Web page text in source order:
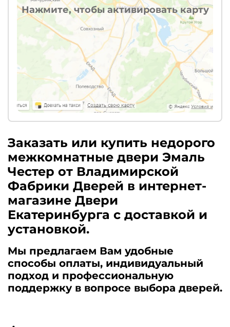
Нажмите, чтобы активировать карту
Заказать или купить недорого
межкомнатные двери Эмаль
Честер от Владимирской
Фабрики Дверей в интернет-
магазине Двери
Екатеринбурга с доставкой и
установкой.
Мы предлагаем Вам удобные
способы оплаты, индивидуальный
подход и профессиональную
поддержку в вопросе выбора дверей.